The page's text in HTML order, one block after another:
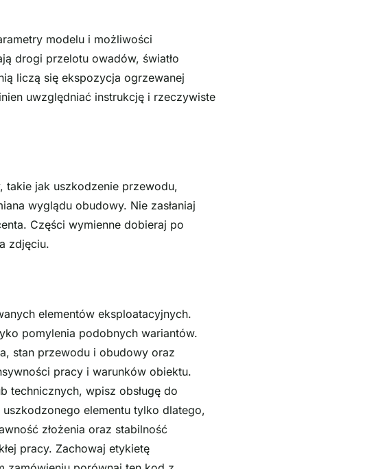
modelu i możliwości
drogi przelotu owadów, światło
liczą się ekspozycja ogrzewanej
uwzględniać instrukcję i rzeczywiste
takie jak uszkodzenie przewodu,
wyglądu obudowy. Nie zasłaniaj
Części wymienne dobieraj po
zdjęciu.
elementów eksploatacyjnych.
pomylenia podobnych wariantów.
stan przewodu i obudowy oraz
pracy i warunków obiektu.
technicznych, wpisz obsługę do
elementu tylko dlatego,
złożenia oraz stabilność
pracy. Zachowaj etykietę